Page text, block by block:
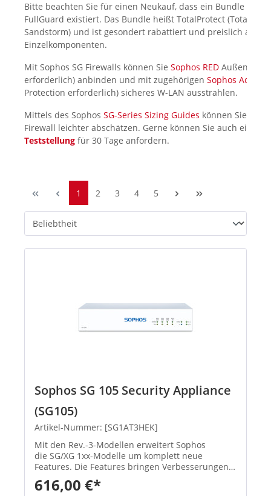
Bitte beachten Sie für einen Neukauf, dass ein Bundle aus
FullGuard existiert. Das Bundle heißt TotalProtect
Sandstorm) und ist gesondert rabattiert und preislich
Einzelkomponenten.
Mit Sophos SG Firewalls können Sie Sophos RED
erforderlich) anbinden und mit zugehörigen Sophos Access
Protection erforderlich) sicheres W-LAN ausstrahlen.
Mittels des Sophos SG-Series Sizing Guides können Sie die
Firewall leichter abschätzen. Gerne können Sie auch eine
Teststellung für 30 Tage anfordern.
1 2 3 4 5
Sophos SG 105 Security Appliance
(SG105)
Artikel-Nummer: [SG1AT3HEK]
Mit den Rev.-3-Modellen erweitert Sophos
die SG/XG 1xx-Modelle um komplett neue
Features. Die Features bringen Verbesserungen
in den Schwerpunktbereichen Konnektivität,
Flexibilität, Zuverlässigkeit und Performa...
616,00 €*